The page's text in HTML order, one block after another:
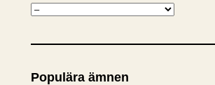
K
t
g
Populära ämnen